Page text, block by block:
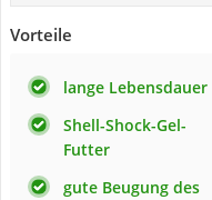
Vorteile
lange Lebensdauer
Shell-Shock-Gel-
Futter
gute Beugung des